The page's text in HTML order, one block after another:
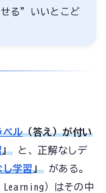
せる”いいとこど
ベル（答え）が付い
」 と、正解なしデ
し学習」がある。
）はその中